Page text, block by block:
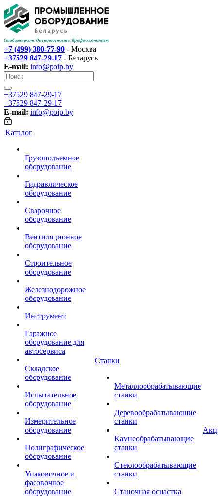
+7 (499) 380-77-90 - Москва
+37529 847-29-17‬ - Беларусь
E-mail: info@poip.by
+37529 847-29-17‬
+37529 847-29-17‬
E-mail: info@poip.by
Каталог
Грузоподъемное
оборудование
Гидравлическое
оборудование
Сварочное
оборудование
Вентиляционное
оборудование
Строительное
оборудование
Железнодорожное
оборудование
Инструмент
Гаражное
оборудование для
автосервиса
Складское
оборудование
Испытательное
оборудование
Измерительное
оборудование
Полиграфическое
оборудование
Упаковочное и
фасовочное
оборудование
Станки
Металлообрабатывающие
станки
Деревообрабатывающие
станки
Камнеобрабатывающие
станки
Стеклообрабатывающие
станки
Станочная оснастка